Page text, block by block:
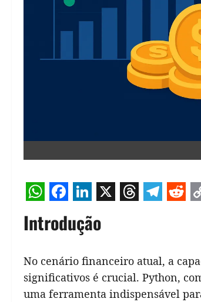
WhatsApp
Facebook
LinkedIn
Introdução
No cenário financeiro atual, a
significativos é crucial. Python,
uma ferramenta indispensável